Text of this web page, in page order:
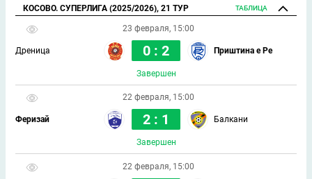
КОСОВО. СУПЕРЛИГА (2025/2026), 21 ТУР ТАБЛИЦА
23 февраля, 15:00
Дреница 0 : 2 Приштина е Ре
Завершен
22 февраля, 15:00
Феризай 2 : 1 Балкани
Завершен
22 февраля, 15:00